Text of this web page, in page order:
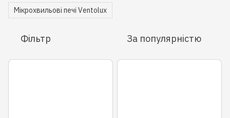
Мікрохвильові печі Ventolux
Фільтр За популярністю